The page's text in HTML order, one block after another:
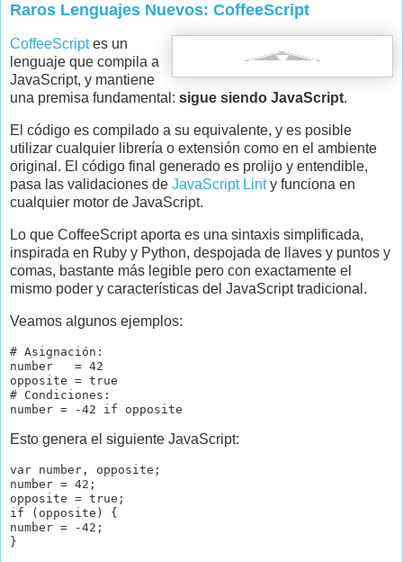
Raros Lenguajes Nuevos: CoffeeScript
CoffeeScriptes un
lenguaje que compila a
JavaScript, y mantiene
una premisa fundamental: sigue siendo JavaScript.
El código es compilado a su equivalente, y es posible
utilizar cualquier librería o extensión como en el ambiente
original. El código final generado es prolijo y entendible,
pasa las validaciones de JavaScript Linty funciona en
cualquier motor de JavaScript.
Lo que CoffeeScript aporta es una sintaxis simplificada,
inspirada en Ruby y Python, despojada de llaves y puntos y
comas, bastante más legible pero con exactamente el
mismo poder y características del JavaScript tradicional.
Veamos algunos ejemplos:
# Asignación:
number   = 42
opposite = true
# Condiciones:
Esto genera el siguiente JavaScript:
var number, opposite;
number = 42;
opposite = true;
if (opposite) {
number = -42;